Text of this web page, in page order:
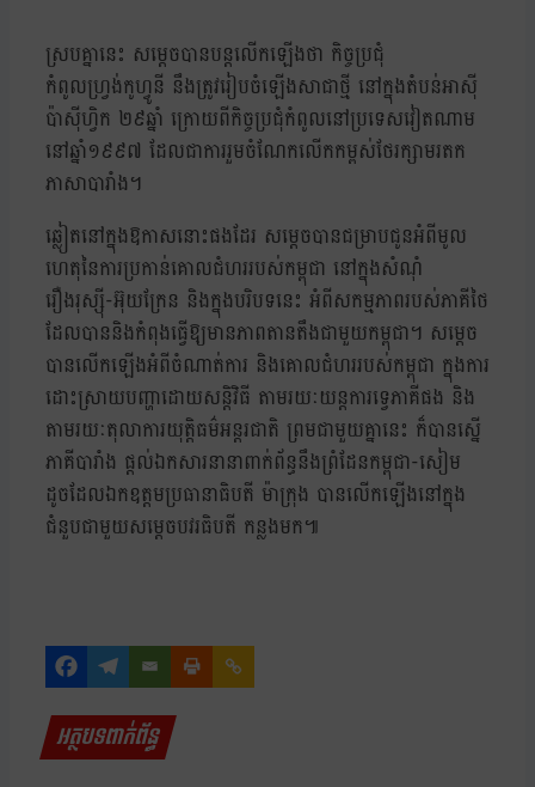
ស្របគ្នានេះ សម្តេចបានបន្តលើកឡើងថា កិច្ចប្រជុំ
កំពូលហ្វ្រង់កូហ្វូនី នឹងត្រូវរៀបចំឡើងសាជាថ្មី នៅក្នុងតំបន់អាស៊ី
ប៉ាស៊ីហ្វិក ២៩ឆ្នាំ ក្រោយពីកិច្ចប្រជុំកំពូលនៅប្រទេសវៀតណាម
នៅឆ្នាំ១៩៩៧ ដែលជាការរួមចំណែកលើកកម្ពស់ថែរក្សាមរតក
ភាសាបារាំង។
ឆ្លៀតនៅក្នុងឱកាសនោះផងដែរ សម្តេចបានជម្រាបជូនអំពីមូល
ហេតុនៃការប្រកាន់គោលជំហររបស់កម្ពុជា នៅក្នុងសំណុំ
រឿងរុស្ស៊ី-អ៊ុយក្រែន និងក្នុងបរិបទនេះ អំពីសកម្មភាពរបស់ភាគីថៃ
ដែលបាននិងកំពុងធ្វើឱ្យមានភាពតានតឹងជាមួយកម្ពុជា។ សម្តេច
បានលើកឡើងអំពីចំណាត់ការ និងគោលជំហររបស់កម្ពុជា ក្នុងការ
ដោះស្រាយបញ្ហាដោយសន្តិវិធី តាមរយៈយន្តការទ្វេភាគីផង និង
តាមរយៈតុលាការយុត្តិធម៌អន្តរជាតិ ព្រមជាមួយគ្នានេះ ក៏បានស្នើ
ភាគីបារាំង ផ្តល់ឯកសារនានាពាក់ព័ន្ធនឹងព្រំដែនកម្ពុជា-សៀម
ដូចដែលឯកឧត្តមប្រធានាធិបតី ម៉ាក្រុង បានលើកឡើងនៅក្នុង
ជំនួបជាមួយសម្តេចបវរធិបតី កន្លងមក៕
អត្ថបទពាក់ព័ន្ធ